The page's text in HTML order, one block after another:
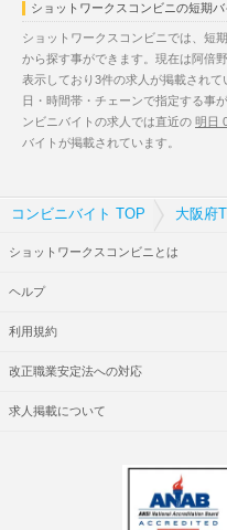
ショットワークスコンビニの短期
ショットワークスコンビニでは、短
から探す事ができます。現在は阿倍
表示しており3件の求人が掲載され
日・時間帯・チェーンで指定する事
ンビニバイトの求人では直近の 明日
バイトが掲載されています。
コンビニバイト TOP 大阪府
ショットワークスコンビニとは
ヘルプ
利用規約
改正職業安定法への対応
求人掲載について